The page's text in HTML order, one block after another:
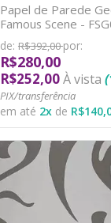
Papel de Parede
Famous Scene -
TNT
de: R$392,00por:
R$280,00
R$252,00À vista
PIX/transferência
em até 2xde